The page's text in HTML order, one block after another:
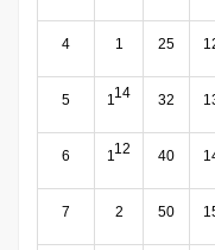
4 1 25
5 114 32
6 112 40
7 2 50